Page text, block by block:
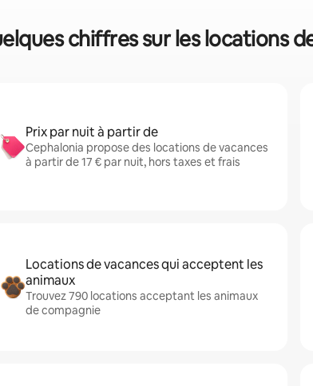
chiffres sur les locations
Prix par nuit à partir de
Cephalonia propose des locations de vacances
à partir de 17 € par nuit, hors taxes et frais
Locations de vacances qui acceptent les
animaux
Trouvez 790 locations acceptant les animaux
de compagnie